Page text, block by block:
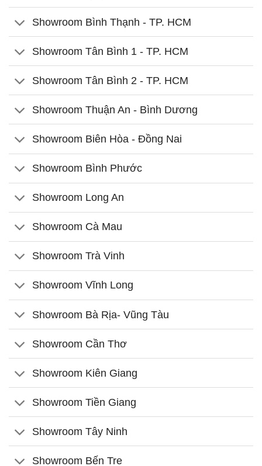
Showroom Bình Thạnh - TP. HCM
Showroom Tân Bình 1 - TP. HCM
Showroom Tân Bình 2 - TP. HCM
Showroom Thuận An - Bình Dương
Showroom Biên Hòa - Đồng Nai
Showroom Bình Phước
Showroom Long An
Showroom Cà Mau
Showroom Trà Vinh
Showroom Vĩnh Long
Showroom Bà Rịa- Vũng Tàu
Showroom Cần Thơ
Showroom Kiên Giang
Showroom Tiền Giang
Showroom Tây Ninh
Showroom Bến Tre